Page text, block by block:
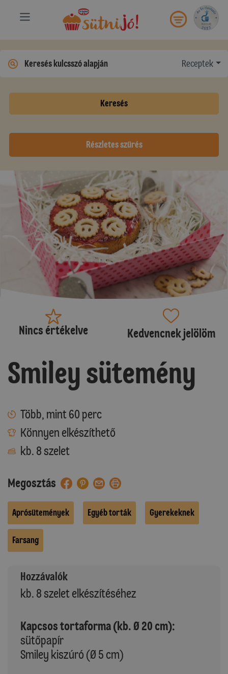
Receptek
Keresés
Részletes szűrés
Nincs értékelve Kedvencnek jelölöm
Smiley sütemény
Több, mint 60 perc
Könnyen elkészíthető
kb. 8 szelet
Megosztás
Aprósütemények Egyéb torták Gyerekeknek
Farsang
Hozzávalók
kb. 8 szelet elkészítéséhez
Kapcsos tortaforma (kb. Ø 20 cm):
sütőpapír
Smiley kiszúró (Ø 5 cm)